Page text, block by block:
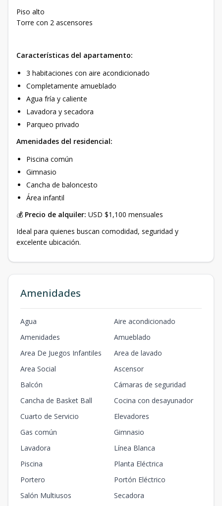
Piso alto
Torre con 2 ascensores
Características del apartamento:
3 habitaciones con aire acondicionado
Completamente amueblado
Agua fría y caliente
Lavadora y secadora
Parqueo privado
Amenidades del residencial:
Piscina común
Gimnasio
Cancha de baloncesto
Área infantil
💰 Precio de alquiler: USD $1,100 mensuales
Ideal para quienes buscan comodidad, seguridad y
excelente ubicación.
Amenidades
Agua
Aire acondicionado
Amenidades
Amueblado
Area De Juegos Infantiles
Area de lavado
Area Social
Ascensor
Balcón
Cámaras de seguridad
Cancha de Basket Ball
Cocina con desayunador
Cuarto de Servicio
Elevadores
Gas común
Gimnasio
Lavadora
Línea Blanca
Piscina
Planta Eléctrica
Portero
Portón Eléctrico
Salón Multiusos
Secadora